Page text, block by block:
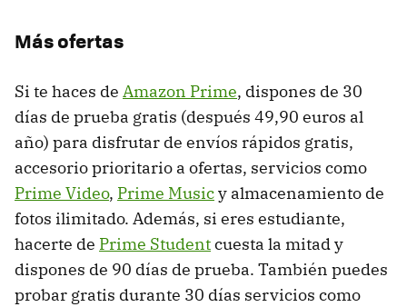
Más ofertas
Si te haces de Amazon Prime, dispones de 30
días de prueba gratis (después 49,90 euros al
año) para disfrutar de envíos rápidos gratis,
accesorio prioritario a ofertas, servicios como
Prime Video, Prime Musicy almacenamiento de
fotos ilimitado. Además, si eres estudiante,
hacerte de Prime Studentcuesta la mitad y
dispones de 90 días de prueba. También puedes
probar gratis durante 30 días servicios como